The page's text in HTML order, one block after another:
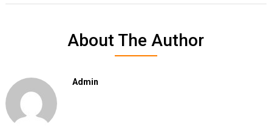
About The Author
Admin